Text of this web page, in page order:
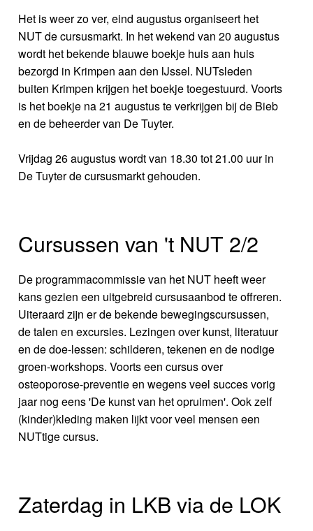
Het is weer zo ver, eind augustus organiseert het
NUT de cursusmarkt. In het wekend van 20 augustus
wordt het bekende blauwe boekje huis aan huis
bezorgd in Krimpen aan den IJssel. NUTsleden
buiten Krimpen krijgen het boekje toegestuurd. Voorts
is het boekje na 21 augustus te verkrijgen bij de Bieb
en de beheerder van De Tuyter.
Vrijdag 26 augustus wordt van 18.30 tot 21.00 uur in
De Tuyter de cursusmarkt gehouden.
Cursussen van 't NUT 2/2
De programmacommissie van het NUT heeft weer
kans gezien een uitgebreid cursusaanbod te offreren.
Uiteraard zijn er de bekende bewegingscursussen,
de talen en excursies. Lezingen over kunst, literatuur
en de doe-lessen: schilderen, tekenen en de nodige
groen-workshops. Voorts een cursus over
osteoporose-preventie en wegens veel succes vorig
jaar nog eens 'De kunst van het opruimen'. Ook zelf
(kinder)kleding maken lijkt voor veel mensen een
NUTtige cursus.
Zaterdag in LKB via de LOK